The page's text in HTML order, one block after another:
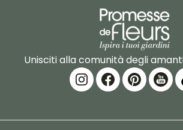
Unisciti alla comunità degli